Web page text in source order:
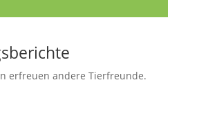
erfreuen andere Tierfreunde.